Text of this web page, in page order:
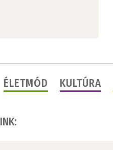
ÉLETMÓD KULTÚRA